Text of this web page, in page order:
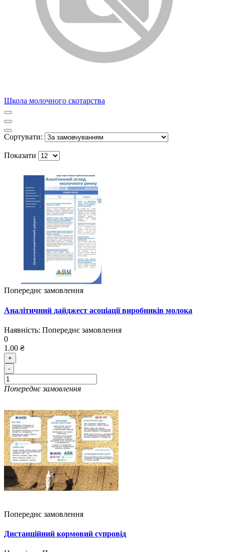
Школа молочного скотарства
Сортувати:
Показати
Попереднє замовлення
Аналітичний дайджест асоціації виробників молока
Наявність: Попереднє замовлення
0
1.00 ₴
+
-
Попереднє замовлення
Попереднє замовлення
Дистанційний кормовий супровід